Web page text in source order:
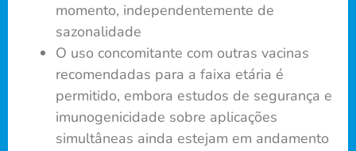
momento, independentemente de
sazonalidade
O uso concomitante com outras vacinas
recomendadas para a faixa etária é
permitido, embora estudos de segurança e
imunogenicidade sobre aplicações
simultâneas ainda estejam em andamento